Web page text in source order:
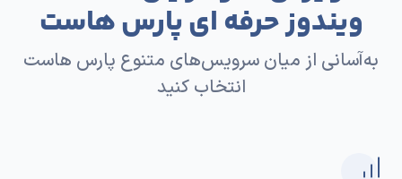
ویندوز حرفه ای پارس هاست
به‌آسانی از میان سرویس‌های متنوع پارس هاست
انتخاب کنید